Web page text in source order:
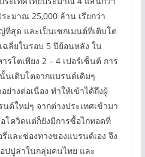
ะมาณ 25,000 ล้าน เรียกว่า
สุด และเป็นเซกเมนต์ที่เติบโต
ฉลี่ยในรอบ 5 ปีย้อนหลัง ใน
โตเพียง 2 – 4 เปอร์เซ็นต์ การ
นเติบโตจากแบรนด์เดิมๆ
างต่อเนื่อง ทำให้เข้าได้ถึงผู้
ด์ใหม่ๆ จากต่างประเทศเข้ามา
โควิดแต่ก็ยังมีการซื้อไก่ทอดที่
และช่องทางของแบรนด์เอง จึง
ปปูล่าในกลุ่มคนไทย และ